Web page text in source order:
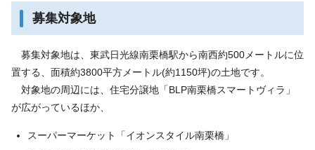
募集対象地
募集対象地は、東武日光線南栗橋駅から南西約500メートルに位
置する、面積約3800平方メートル(約1150坪)の土地です。
対象地の周辺には、住宅分譲地「BLP南栗橋スマートヴィラ」
が広がっているほか、
スーパーマーケット「イオンスタイル南栗橋」